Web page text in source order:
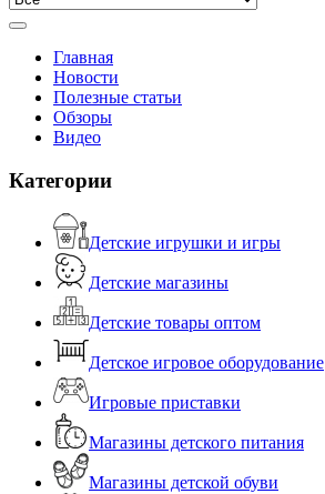
Главная
Новости
Полезные статьи
Обзоры
Видео
Категории
Детские игрушки и игры
Детские магазины
Детские товары оптом
Детское игровое оборудование
Игровые приставки
Магазины детского питания
Магазины детской обуви